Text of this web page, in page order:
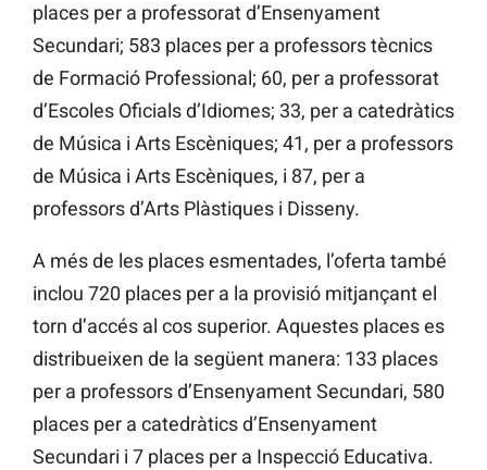
places per a professorat d’Ensenyament
Secundari; 583 places per a professors tècnics
de Formació Professional; 60, per a professorat
d’Escoles Oficials d’Idiomes; 33, per a catedràtics
de Música i Arts Escèniques; 41, per a professors
de Música i Arts Escèniques, i 87, per a
professors d’Arts Plàstiques i Disseny.
A més de les places esmentades, l’oferta també
inclou 720 places per a la provisió mitjançant el
torn d’accés al cos superior. Aquestes places es
distribueixen de la següent manera: 133 places
per a professors d’Ensenyament Secundari, 580
places per a catedràtics d’Ensenyament
Secundari i 7 places per a Inspecció Educativa.